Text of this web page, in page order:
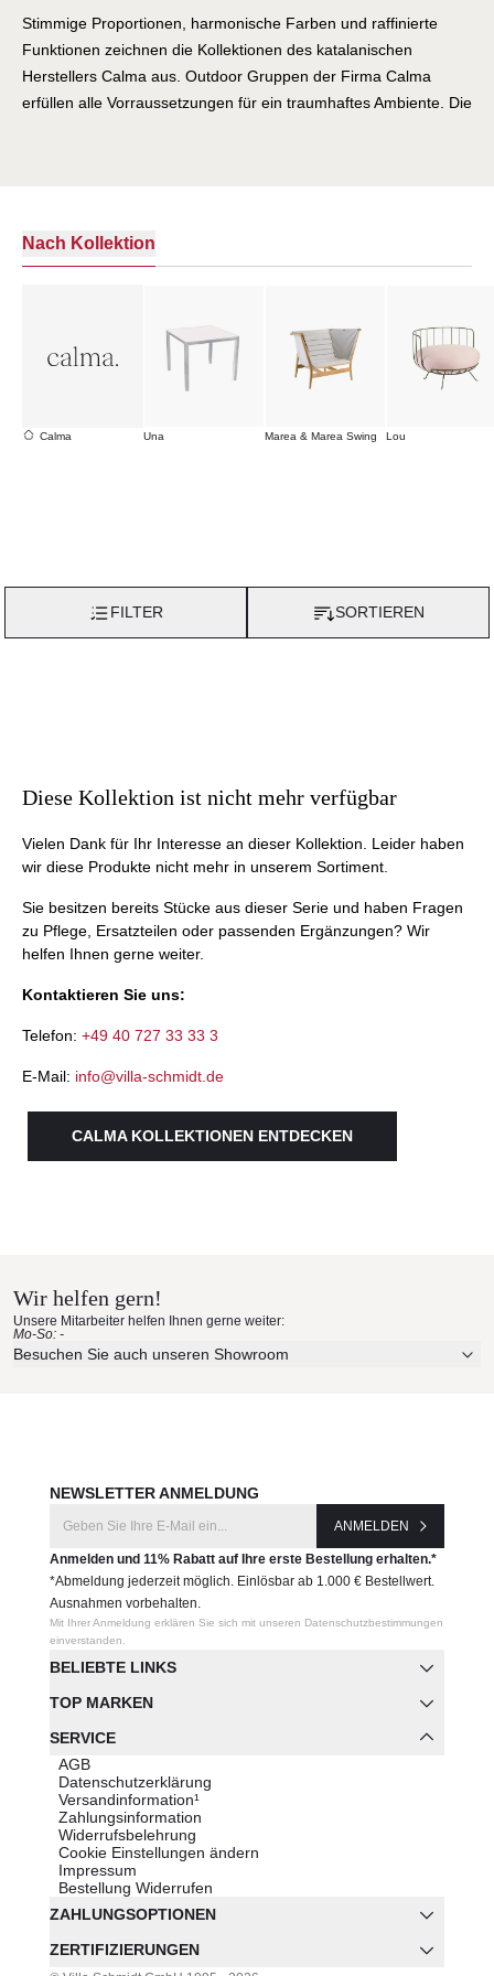
Stimmige Proportionen, harmonische Farben und raffinierte
Funktionen zeichnen die Kollektionen des katalanischen
Herstellers Calma aus. Outdoor Gruppen der Firma Calma
erfüllen alle Vorraussetzungen für ein traumhaftes Ambiente. Die
Nach Kollektion
Calma Una Marea & Marea Swing Lou
FILTER SORTIEREN
Diese Kollektion ist nicht mehr verfügbar
Vielen Dank für Ihr Interesse an dieser Kollektion. Leider haben
wir diese Produkte nicht mehr in unserem Sortiment.
Sie besitzen bereits Stücke aus dieser Serie und haben Fragen
zu Pflege, Ersatzteilen oder passenden Ergänzungen? Wir
helfen Ihnen gerne weiter.
Kontaktieren Sie uns:
Telefon: +49 40 727 33 33 3
E-Mail: info@villa-schmidt.de
CALMA KOLLEKTIONEN ENTDECKEN
Wir helfen gern!
Unsere Mitarbeiter helfen Ihnen gerne weiter:
Mo-So: -
Besuchen Sie auch unseren Showroom
BELIEBTE LINKS
TOP MARKEN
SERVICE
AGB
Datenschutzerklärung
Versandinformation¹
Zahlungsinformation
Widerrufsbelehrung
Cookie Einstellungen ändern
Impressum
Bestellung Widerrufen
NEWSLETTER ANMELDUNG
ANMELDEN
Anmelden und 11% Rabatt auf Ihre erste Bestellung erhalten.*
*Abmeldung jederzeit möglich. Einlösbar ab 1.000 € Bestellwert.
Ausnahmen vorbehalten.
Mit Ihrer Anmeldung erklären Sie sich mit unseren Datenschutzbestimmungen
einverstanden.
ZAHLUNGSOPTIONEN
ZERTIFIZIERUNGEN